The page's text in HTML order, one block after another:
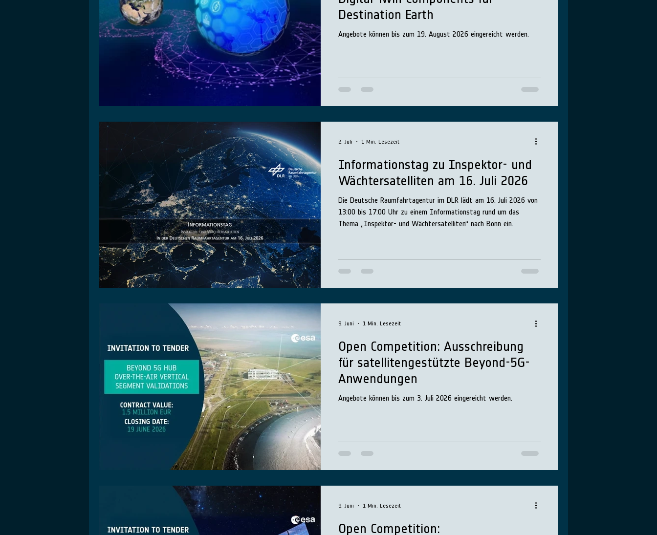
Destination Earth
Angebote können bis zum 19. August 2026 eingereicht werden.
Informationstag zu Inspektor- und
Wächtersatelliten am 16. Juli 2026
Die Deutsche Raumfahrtagentur im DLR lädt am 16. Juli 2026 von
13:00 bis 17:00 Uhr zu einem Informationstag rund um das
Thema „Inspektor- und Wächtersatelliten“ nach Bonn ein.
2. Juli 1 Min. Lesezeit
Open Competition: Ausschreibung
für satellitengestützte Beyond-5G-
Anwendungen
Angebote können bis zum 3. Juli 2026 eingereicht werden.
9. Juni 1 Min. Lesezeit
Open Competition:
9. Juni 1 Min. Lesezeit